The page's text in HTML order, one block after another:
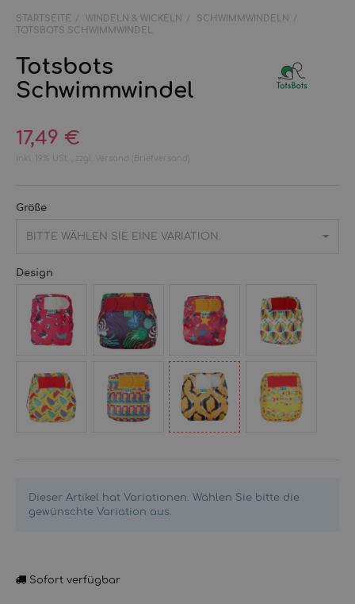
STARTSEITE WINDELN & WICKELN
SCHWIMMWINDELN
TOTSBOTS SCHWIMMWINDEL
Totsbots
Schwimmwindel
17,49 €
inkl. 19% USt. , zzgl. Versand (Briefversand)
Größe
BITTE WÄHLEN SIE EINE VARIATION.
Design
Paddle Fish
Stars
Shells
Hut
Dieser Artikel hat Variationen. Wählen Sie bitte die
gewünschte Variation aus.
Sofort verfügbar